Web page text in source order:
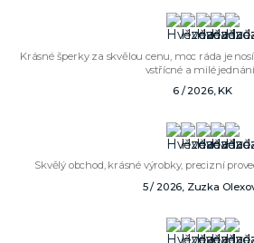
Krásné šperky za skvělou cenu, moc ráda je
vstřícné a milé jednání...
6 / 2026, KK
Skvělý obchod, krásné výrobky, precizní
5 / 2026, Zuzka